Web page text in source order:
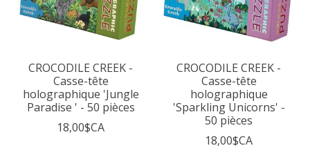
CROCODILE CREEK -
Casse-tête
holographique 'Jungle
Paradise ' - 50 pièces
18,00$CA
CROCODILE CREEK -
Casse-tête
holographique
'Sparkling Unicorns' -
50 pièces
18,00$CA